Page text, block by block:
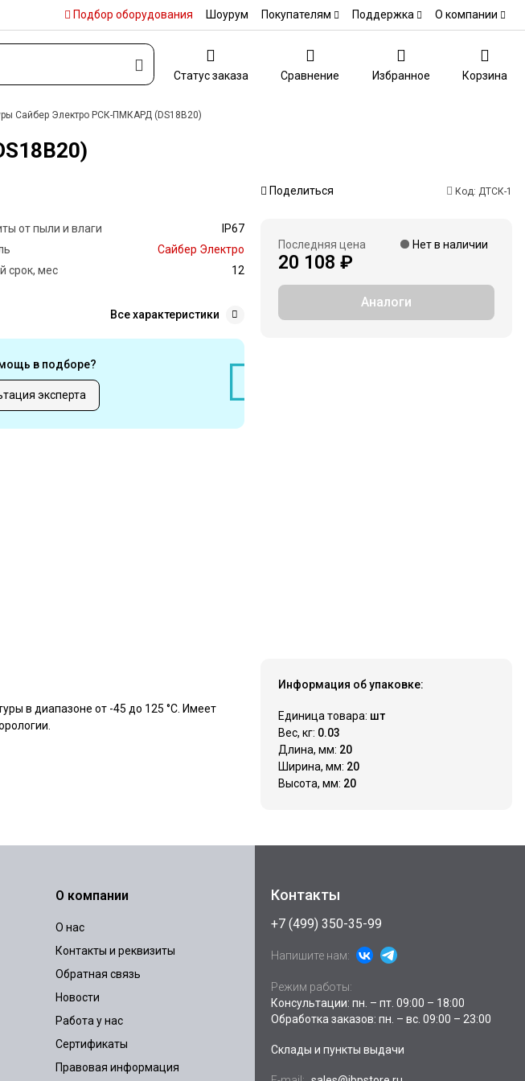
Подбор оборудования Шоурум Покупателям Поддержка О компании
Статус заказа Сравнение Избранное Корзина
Сайбер Электро РСК-ПМКАРД (DS18B20)
Поделиться Код: ДТСК-1
от пыли и влаги
IP67
Сайбер Электро
срок, мес
12
Все характеристики
в подборе?
эксперта
Последняя цена
20 108 ₽
Нет в наличии
Аналоги
в диапазоне от -45 до 125 °C. Имеет
Информация об упаковке:
Единица товара: шт
Вес, кг: 0.03
Длина, мм: 20
Ширина, мм: 20
Высота, мм: 20
О компании
О нас
Контакты и реквизиты
Обратная связь
Новости
Работа у нас
Сертификаты
Правовая информация
Контакты
+7 (499) 350-35-99
Напишите нам:
Режим работы:
Консультации: пн. – пт. 09:00 – 18:00
Обработка заказов: пн. – вс. 09:00 – 23:00
Склады и пункты выдачи